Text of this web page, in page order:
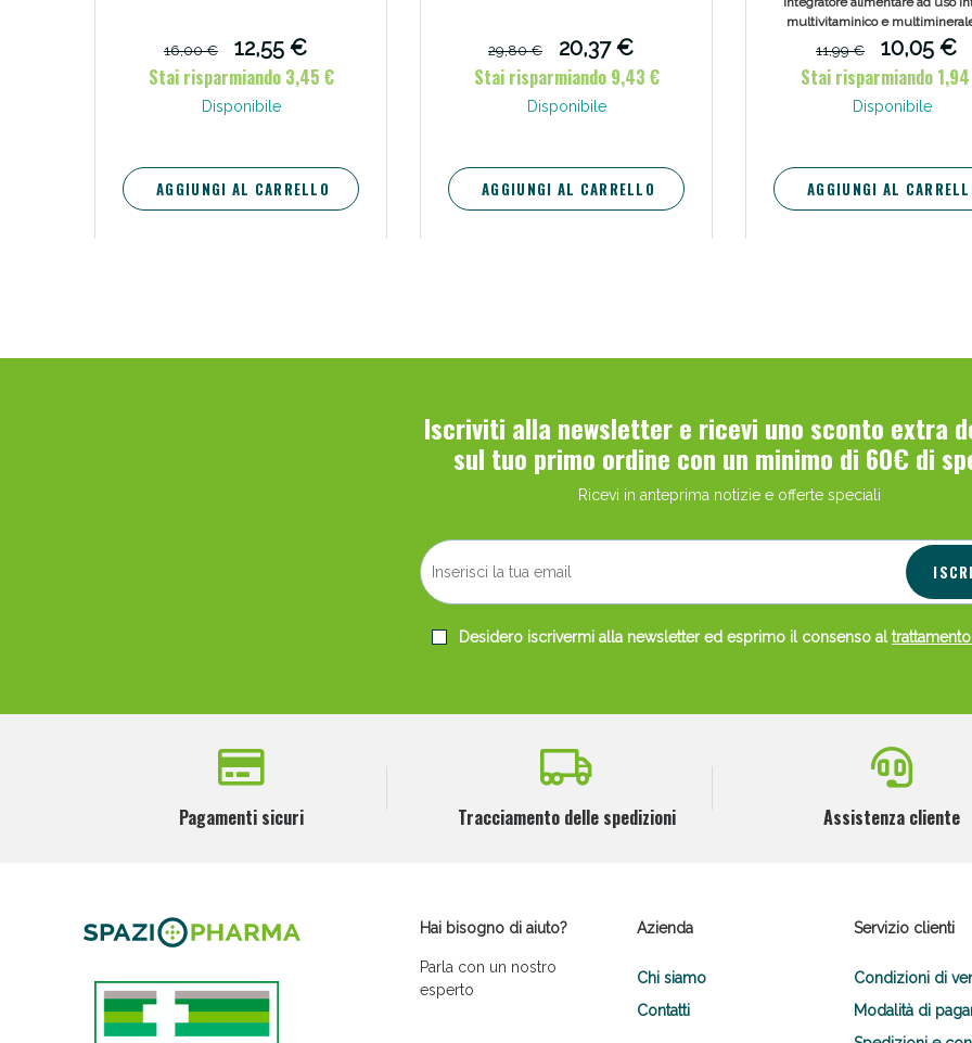
16,00 €
12,55 €
Stai risparmiando 3,45 €
Disponibile
AGGIUNGI AL CARRELLO
29,80 €
20,37 €
Stai risparmiando 9,43 €
Disponibile
AGGIUNGI AL CARRELLO
multivitaminico e
adulti, sotto forma di
effervescenti.
11,99 €
10,05 €
Stai risparmiando
Disponibile
AGGIUNGI AL
Iscriviti alla newsletter e ricevi uno sconto extra
sul tuo primo ordine con un minimo di 60€ di
Ricevi in anteprima notizie e offerte speciali
Desidero iscrivermi alla newsletter ed esprimo il consenso al
Pagamenti sicuri Tracciamento delle spedizioni Assistenza cliente
Hai bisogno di aiuto?
Parla con un nostro
esperto
Azienda
Chi siamo
Contatti
Servizio clienti
Condizioni di
Modalità di